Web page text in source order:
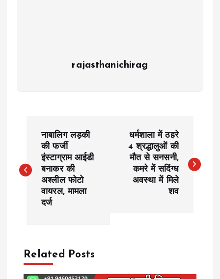
rajasthanichirag
s
a
v
नाबालिग लड़की
की फर्जी
इंस्टाग्राम आईडी
बनाकर की
अश्लील फोटो
वायरल, मामला
दर्ज
धर्मशाला में ठहरे
4 श्रद्धालुओं की
मौत से सनसनी,
कमरे में सदिंग्ध
अवस्था में मिले
शव
Related Posts